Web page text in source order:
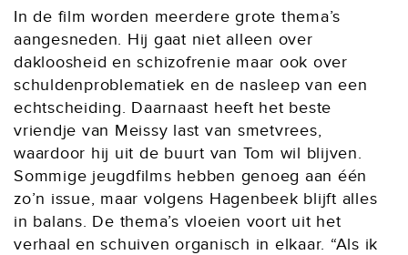
In de film worden meerdere grote thema’s
aangesneden. Hij gaat niet alleen over
dakloosheid en schizofrenie maar ook over
schuldenproblematiek en de nasleep van een
echtscheiding. Daarnaast heeft het beste
vriendje van Meissy last van smetvrees,
waardoor hij uit de buurt van Tom wil blijven.
Sommige jeugdfilms hebben genoeg aan één
zo’n issue, maar volgens Hagenbeek blijft alles
in balans. De thema’s vloeien voort uit het
verhaal en schuiven organisch in elkaar. “Als ik